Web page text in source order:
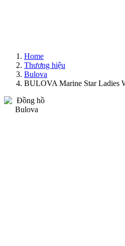
Home
Thương hiệu
Bulova
BULOVA Marine Star Ladies